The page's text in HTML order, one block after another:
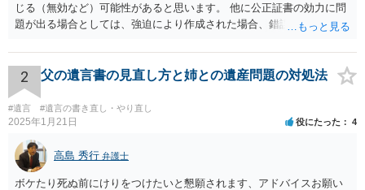
じる（無効など）可能性があると思います。 他に公正証書の効力に問
題が出る場合としては、強迫により作成された場合、錯誤（勘違い）
すが、弁護士に作成を依頼する場合は、１０～数十万円程度になるケ
ースが多いと思います。 報酬体系は、弁護士ごとに異なりますので一
律の基準はありません。
2 父の遺言書の見直し方と姉との遺産問題の対処法
#遺言 #遺言の書き直し・やり直し
2025年1月21日 役にたった 4
高島 秀行 弁護士
ボケたり死ぬ前にけりをつけたいと懇願されます、アドバイスお願い